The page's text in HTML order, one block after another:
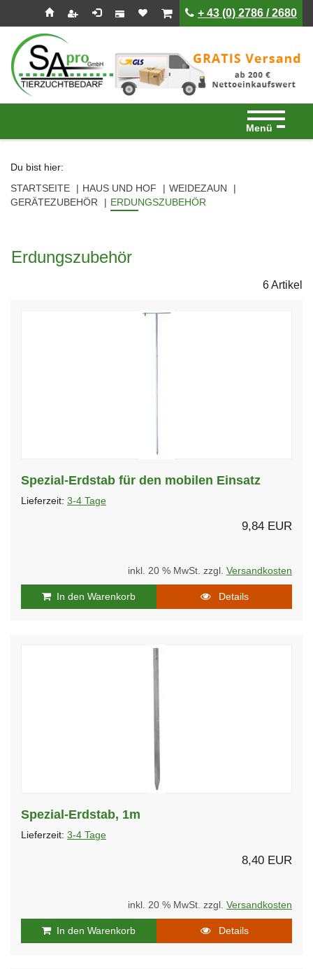
Seitenebreiche:
ist leerist leer+ 43 (0) 2786 / 2680
Menü
Du bist hier:
STARTSEITE
HAUS UND HOF
WEIDEZAUN
GERÄTEZUBEHÖR
ERDUNGSZUBEHÖR
Erdungszubehör
6 Artikel
Spezial-Erdstab für den mobilen Einsatz
Lieferzeit: 3-4 Tage
9,84 EUR
inkl. 20 % MwSt. zzgl. Versandkosten
In den Warenkorb Details
Spezial-Erdstab, 1m
Lieferzeit: 3-4 Tage
8,40 EUR
inkl. 20 % MwSt. zzgl. Versandkosten
In den Warenkorb Details